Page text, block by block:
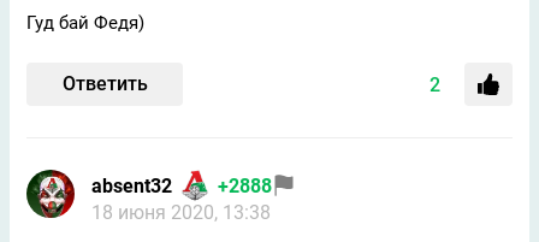
Гуд бай Федя)
Ответить 2
absent32
+2888
18 июня 2020, 13:38